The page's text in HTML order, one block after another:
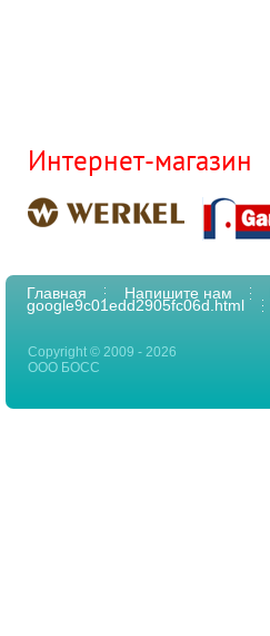
Интернет-магазин
Главная Напишите нам
google9c01edd2905fc06d.html
Copyright © 2009 - 2026
ООО БОСС